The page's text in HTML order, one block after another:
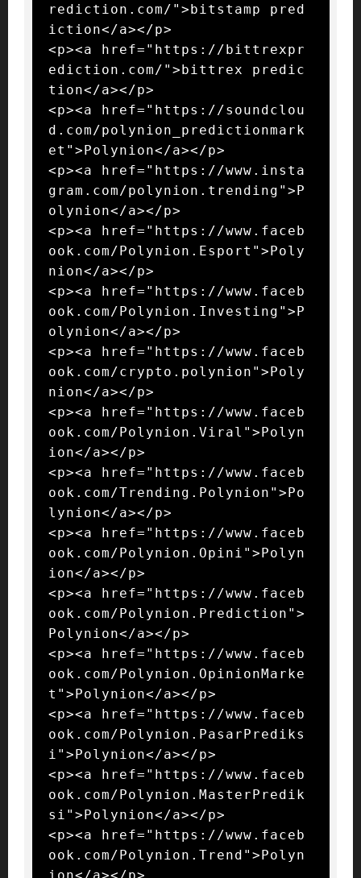
rediction.com/">bitstamp pred
iction</a></p>
<p><a href="https://bittrexpr
ediction.com/">bittrex predic
tion</a></p>
<p><a href="https://soundclou
d.com/polynion_predictionmark
et">Polynion</a></p>
<p><a href="https://www.insta
gram.com/polynion.trending">P
olynion</a></p>
<p><a href="https://www.faceb
ook.com/Polynion.Esport">Poly
nion</a></p>
<p><a href="https://www.faceb
ook.com/Polynion.Investing">P
olynion</a></p>
<p><a href="https://www.faceb
ook.com/crypto.polynion">Poly
nion</a></p>
<p><a href="https://www.faceb
ook.com/Polynion.Viral">Polyn
ion</a></p>
<p><a href="https://www.faceb
ook.com/Trending.Polynion">Po
lynion</a></p>
<p><a href="https://www.faceb
ook.com/Polynion.Opini">Polyn
ion</a></p>
<p><a href="https://www.faceb
ook.com/Polynion.Prediction">
Polynion</a></p>
<p><a href="https://www.faceb
ook.com/Polynion.OpinionMarke
t">Polynion</a></p>
<p><a href="https://www.faceb
ook.com/Polynion.PasarPrediks
i">Polynion</a></p>
<p><a href="https://www.faceb
ook.com/Polynion.MasterPredik
si">Polynion</a></p>
<p><a href="https://www.faceb
ook.com/Polynion.Trend">Polyn